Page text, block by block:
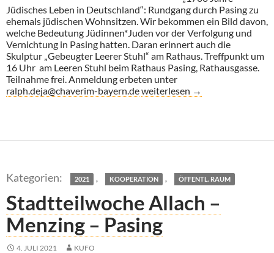
Jüdisches Leben in Deutschland“: Rundgang durch Pasing zu
ehemals jüdischen Wohnsitzen. Wir bekommen ein Bild davon,
welche Bedeutung Jüdinnen*Juden vor der Verfolgung und
Vernichtung in Pasing hatten. Daran erinnert auch die
Skulptur „Gebeugter Leerer Stuhl“ am Rathaus. Treffpunkt um
16 Uhr am Leeren Stuhl beim Rathaus Pasing, Rathausgasse.
Teilnahme frei. Anmeldung erbeten unter
ralph.deja@chaverim-bayern.deFührung Jüdisches Leben in
weiterlesen →
2021 , KOOPERATION , ÖFFENTL. RAUM
Stadtteilwoche Allach –
Menzing – Pasing
4. JULI 2021 KUFO